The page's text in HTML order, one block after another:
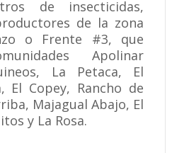
de insecticidas,
de la zona
o Frente #3, que
Apolinar
La Petaca, El
El Copey, Rancho de
Majagual Abajo, El
y La Rosa.